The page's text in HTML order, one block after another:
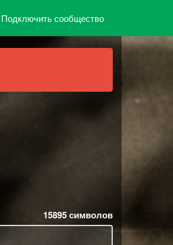
Подключить сообщество
15895символов